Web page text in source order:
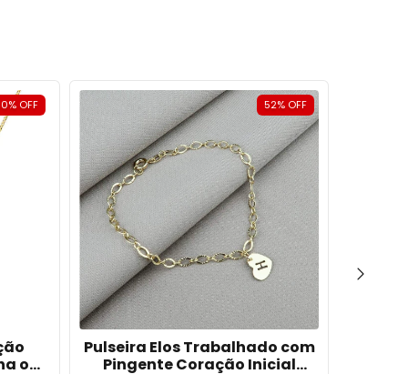
% OFF
o
52% OFF
Pulseira Elos Trabalhado com
Pingente Coração Inicial